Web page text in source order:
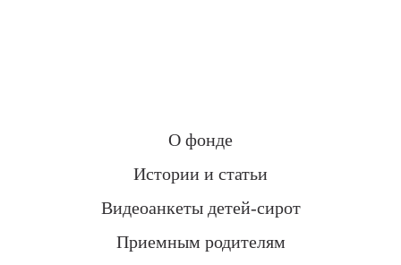
О фонде
Истории и статьи
Видеоанкеты детей-сирот
Приемным родителям